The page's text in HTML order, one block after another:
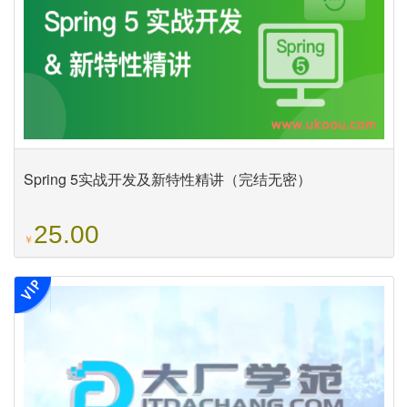
Spring 5实战开发及新特性精讲（完结无密）
￥25.00